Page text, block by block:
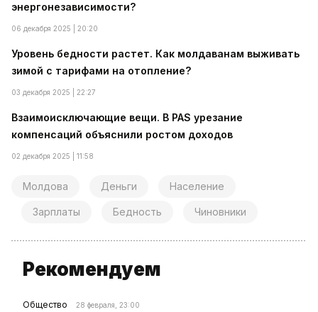
энергонезависимости?
06 декабря 2025 | 20:20
Уровень бедности растет. Как молдаванам выживать
зимой с тарифами на отопление?
03 декабря 2025 | 22:27
Взаимоисключающие вещи. В PAS урезание
компенсаций объяснили ростом доходов
02 декабря 2025 | 11:58
Молдова Деньги Население
Зарплаты Бедность Чиновники
Рекомендуем
Общество 28 февраля, 23:00